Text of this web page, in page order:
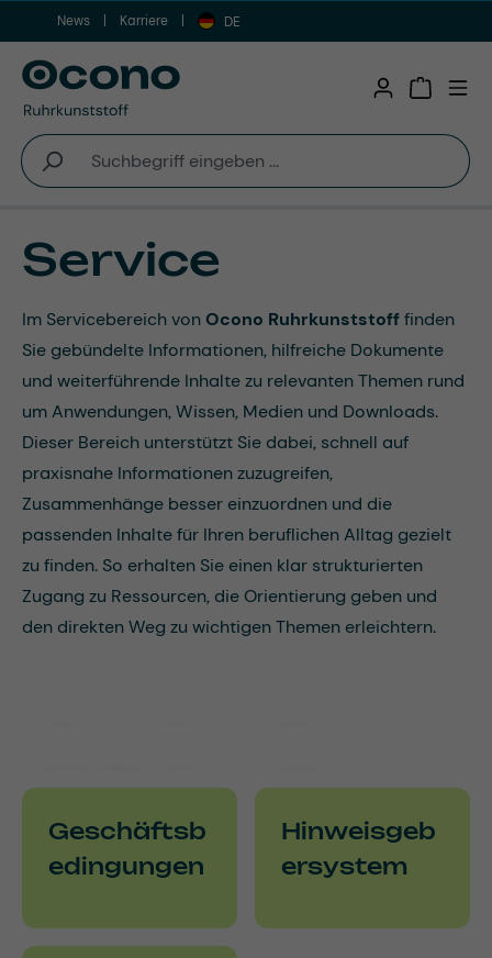
Zum Hauptinhalt springen
News Karriere DE
Service
Im Servicebereich vonOcono Ruhrkunststofffinden
Sie gebündelte Informationen, hilfreiche Dokumente
und weiterführende Inhalte zu relevanten Themen rund
um Anwendungen, Wissen, Medien und Downloads.
Dieser Bereich unterstützt Sie dabei, schnell auf
praxisnahe Informationen zuzugreifen,
Zusammenhänge besser einzuordnen und die
passenden Inhalte für Ihren beruflichen Alltag gezielt
zu finden. So erhalten Sie einen klar strukturierten
Zugang zu Ressourcen, die Orientierung geben und
den direkten Weg zu wichtigen Themen erleichtern.
Medien &
Downloa
ds
Hose
Academy
Geschäftsb
edingungen
Hinweisgeb
ersystem